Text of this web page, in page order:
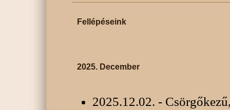
Fellépéseink
2025. December
2025.12.02. -